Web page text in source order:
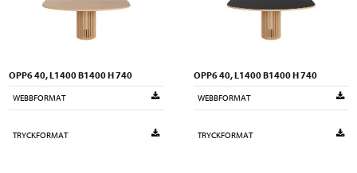
OPP6 40, L1400 B1400 H 740
WEBBFORMAT
TRYCKFORMAT
OPP6 40, L1400 B1400 H 740
WEBBFORMAT
TRYCKFORMAT